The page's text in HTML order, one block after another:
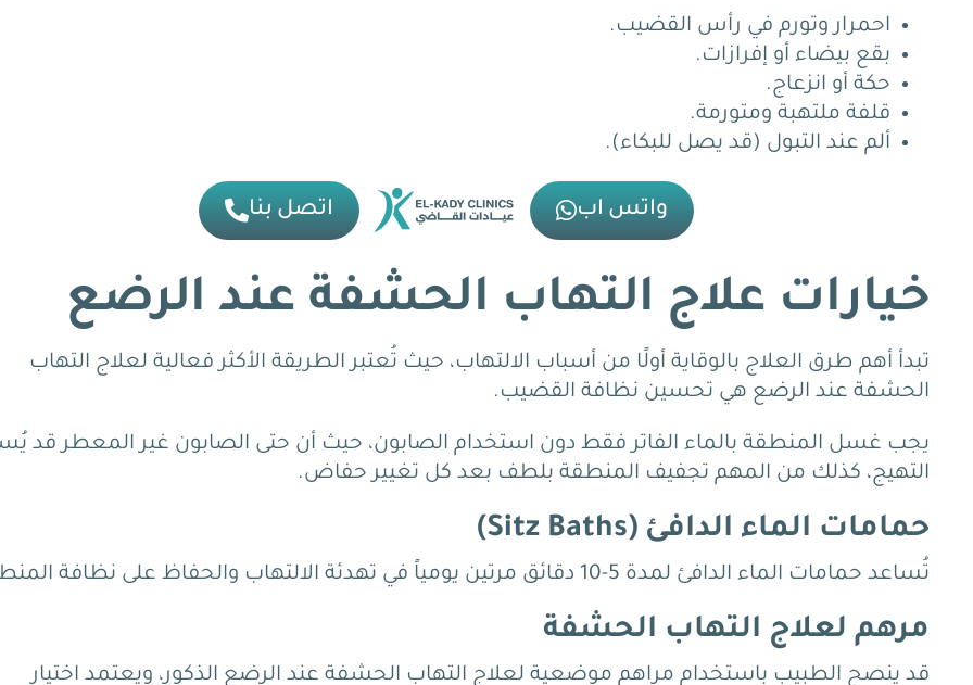
احمرار وتورم في رأس القضيب.
بقع بيضاء أو إفرازات.
حكة أو انزعاج.
قلفة ملتهبة ومتورمة.
ألم عند التبول (قد يصل للبكاء).
واتس اب اتصل بنا
خيارات علاج التهاب الحشفة عند الرضع
تبدأ أهم طرق العلاج بالوقاية أولًا من أسباب الالتهاب، حيث تُعتبر الطريقة الأكثر فعالية لعلاج التهاب
الحشفة عند الرضع هي تحسين نظافة القضيب.
يجب غسل المنطقة بالماء الفاتر فقط دون استخدام الصابون، حيث أن حتى الصابون غير المعطر قد
التهيج، كذلك من المهم تجفيف المنطقة بلطف بعد كل تغيير حفاض.
حمامات الماء الدافئ (Sitz Baths)
تُساعد حمامات الماء الدافئ لمدة 5-10 دقائق مرتين يومياً في تهدئة الالتهاب والحفاظ على نظافة المنطقة.
مرهم لعلاج التهاب الحشفة
قد ينصح الطبيب باستخدام مراهم موضعية لعلاج التهاب الحشفة عند الرضع الذكور، ويعتمد اختيار